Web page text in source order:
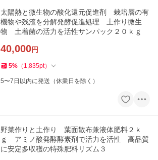
太陽熱と微生物の酸化還元促進剤 栽培層の有
機物や残渣を分解発酵促進処理 土作り微生
物 土着菌の活力を活性サンパック２０ｋｇ
40,000円
5% （ 1,835pt）
5〜7日以内に発送（休業日を除く）
野菜作りと土作り 葉面散布兼液体肥料２ｋ
ｇ アミノ酸発酵酵素剤で活力を活性 高品質
に安定多収穫の特殊肥料リズム３